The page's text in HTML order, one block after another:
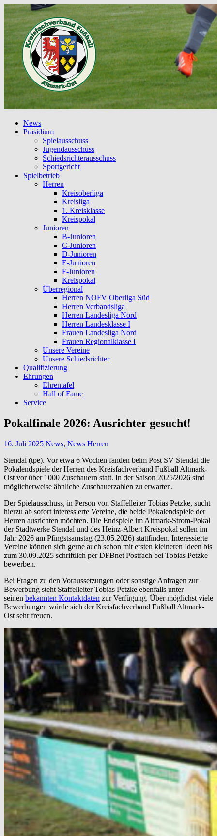
News
Präsidium
Spielausschuss
Jugendausschuss
Schiedsrichterausschuss
Sportgericht
Spielbetrieb
Herren
Kreisoberliga
Kreisliga
1. Kreisklasse
Kreispokal
Junioren
B-Junioren
C-Junioren
D-Junioren
E-Junioren
F-Junioren
Kreispokal
Überregional
Herren NOFV Oberliga Süd
Herren Verbandsliga
Herren Landesliga Nord
Herren Landesklasse I
Frauen Landesliga Nord
Frauen Regionalklasse I
Unsere Vereine
Unsere Schiedsrichter
Qualifizierung
Ehrungen
Ehrentafel
Hall of Fame
Service
Pokalfinale 2026: Ausrichter gesucht!
16. Juli 2025 News, News Herren
Stendal (tpe). Vor etwa 6 Wochen fanden beim Post SV Stendal die
Pokalendspiele der Herren des Kreisfachverband Fußball Altmark-
Ost vor über 1000 Zuschauern statt. In der Saison 2025/2026 sind
möglicherweise ähnliche Zuschauerzahlen zu erwarten.
Der Spielausschuss, in Person von Staffelleiter Tobias Petzke, sucht
hierzu ab sofort interessierte Vereine, die beide Pokalendspiele der
Herren ausrichten möchten. Die Endspiele im Altmark-Strom-Pokal
der Stadtwerke Stendal und des Heinz-Albert Kreispokal sollen im
Jahr 2026 am Pfingstsamstag (23.05.2026) stattfinden. Interessierte
Vereine können sich gerne auch schon mit ersten kleineren Ideen bis
zum 30.09.2025 schriftlich per DFBnet Postfach bei Tobias Petzke
bewerben.
Bei Fragen zu den Voraussetzungen oder sonstige Anfragen zur
Bewerbung steht Staffelleiter Tobias Petzke ebenfalls unter
seinen bekannten Kontaktdaten zur Verfügung. Über möglichst viele
Bewerbungen würde sich der Kreisfachverband Fußball Altmark-
Ost sehr freuen.